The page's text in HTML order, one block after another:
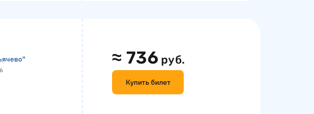
≈ 736 руб.
Купить билет